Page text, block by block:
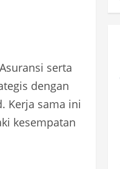
serta
dengan
Kerja sama ini
kesempatan